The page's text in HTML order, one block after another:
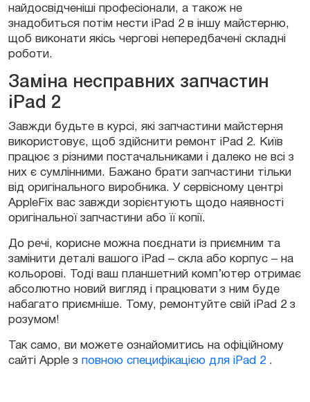
найдосвідченіші професіонали, а також не
знадобиться потім нести iPad 2 в іншу майстерню,
щоб виконати якісь чергові непередбачені складні
роботи.
Заміна несправних запчастин
iPad 2
Завжди будьте в курсі, які запчастини майстерня
використовує, щоб здійснити ремонт iPad 2. Київ
працює з різними постачальниками і далеко не всі з
них є сумлінними. Бажано брати запчастини тільки
від оригінального виробника. У сервісному центрі
AppleFix вас завжди зорієнтують щодо наявності
оригінальної запчастини або її копії.
До речі, корисне можна поєднати із приємним та
замінити деталі вашого iPad – скла або корпус – на
кольорові. Тоді ваш планшетний комп’ютер отримає
абсолютно новий вигляд і працювати з ним буде
набагато приємніше. Тому, ремонтуйте свій iPad 2 з
розумом!
Так само, ви можете ознайомитись на офіційному
сайті Apple з повною специфікацією для iPad 2 .